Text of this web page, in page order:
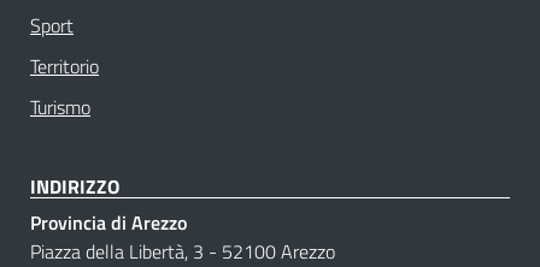
Sport
Territorio
Turismo
INDIRIZZO
Provincia di Arezzo
Piazza della Libertà, 3 - 52100 Arezzo